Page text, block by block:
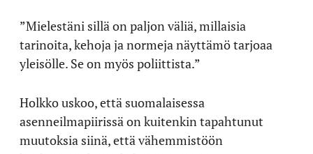
”Mielestäni sillä on paljon väliä, millaisia
tarinoita, kehoja ja normeja näyttämö tarjoaa
yleisölle. Se on myös poliittista.”
Holkko uskoo, että suomalaisessa
asenneilmapiirissä on kuitenkin tapahtunut
muutoksia siinä, että vähemmistöön